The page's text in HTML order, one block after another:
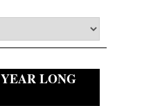
YEAR LONG